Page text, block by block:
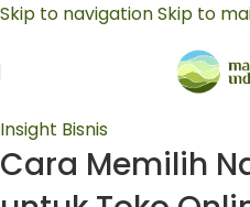
Skip to navigationSkip to
Insight Bisnis
Cara Memilih